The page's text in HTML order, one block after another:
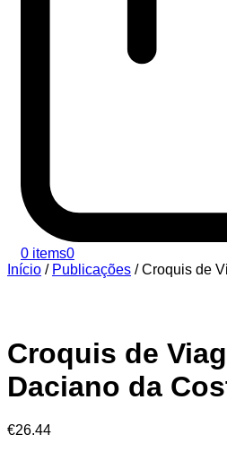
0 items0
Início / Publicações /Croquis de
Croquis de
Daciano da
€26.44